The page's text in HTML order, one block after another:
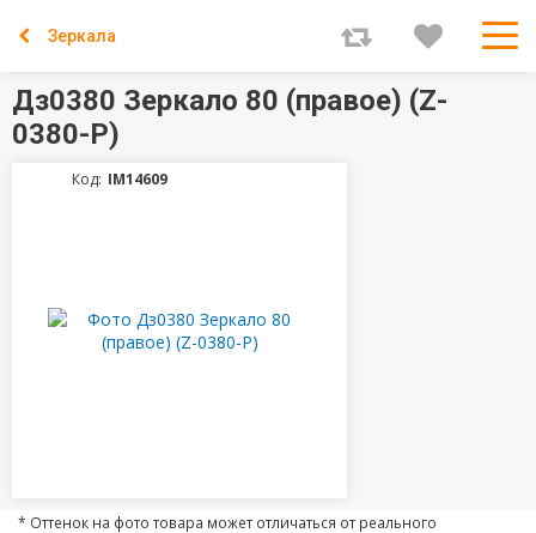
Зеркала
Дз0380 Зеркало 80 (правое) (Z-
0380-P)
Код: IM14609
* Оттенок на фото товара может отличаться от реального